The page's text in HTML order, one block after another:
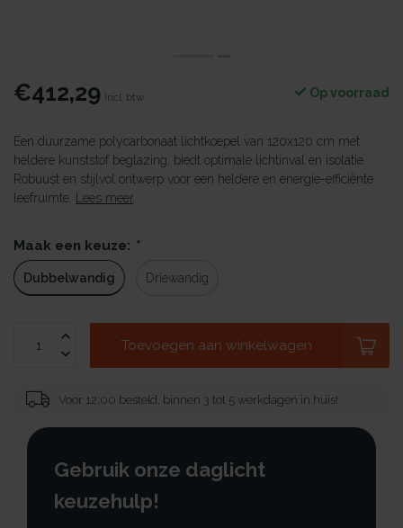
€412,29 Incl. btw Op voorraad
Een duurzame polycarbonaat lichtkoepel van 120x120 cm met
heldere kunststof beglazing, biedt optimale lichtinval en isolatie.
Robuust en stijlvol ontwerp voor een heldere en energie-efficiënte
leefruimte.
Lees meer.
Maak een keuze: *
Dubbelwandig Driewandig
Toevoegen aan winkelwagen
Voor 12:00 besteld, binnen 3 tot 5 werkdagen in huis!
Gebruik onze daglicht
keuzehulp!